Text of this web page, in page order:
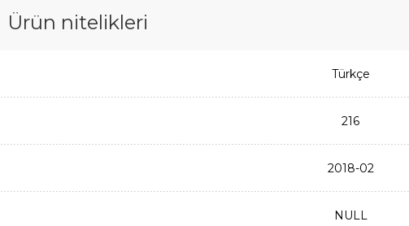
Ürün nitelikleri
Türkçe
216
2018-02
NULL